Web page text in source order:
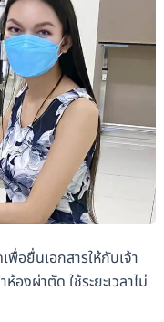
อยื่นเอกสารให้กับเจ้า
องผ่าตัด ใช้ระยะเวลาไม่